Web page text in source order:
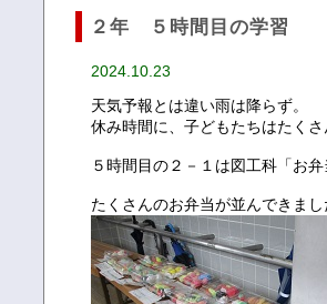
２年 ５時間目の学習
2024.10.23
天気予報とは違い雨は降らず。
休み時間に、子どもたちはたく
５時間目の２－１は図工科「お弁
たくさんのお弁当が並んできまし